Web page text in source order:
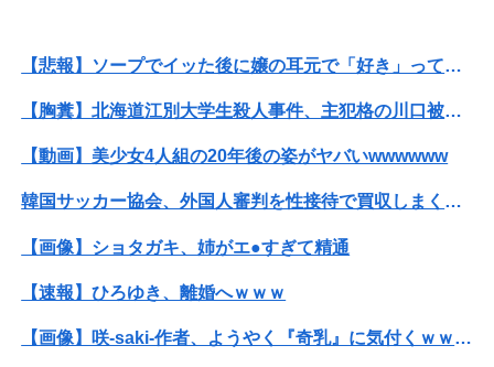
長男嫁が「お姉ちゃん助けて」と電話してきた。バカトメが、雪の中うちの息子に会いに来ようとしたらしく...
【悲報】米倉涼子さん、フライデーに不意討ちされてしまうｗｗｗｗｗ（画像あり）
【朗報】見せブラ、流行る。
【悲報】ソープでイッた後に嬢の耳元で「好き」って囁く瞬間ｗｗｗｗｗｗｗｗwwww
【画像】どのくノ一を快楽責めしたいｗｗｗｗｗ
住み込み先の工場には、女性に異常なほど馴れ馴れしいおっさんがいた。周囲も困り果てていて…
【悲報】ソープでイッた後に嬢の耳元で「好き」って囁く瞬間ｗｗｗｗｗｗｗｗwwww
【胸糞】北海道江別大学生殺人事件、主犯格の川口被告(19)に無期懲役の判決
【動画】美少女4人組の20年後の姿がヤバいwwwwww
韓国サッカー協会、外国人審判を性接待で買収しまくっていた事が判明
【画像】ショタガキ、姉がエ●すぎて精通
【速報】ひろゆき、離婚へｗｗｗ
【画像】咲-saki-作者、ようやく『奇乳』に気付くｗｗｗｗ